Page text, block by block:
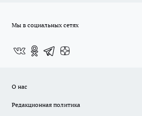
Мы в социальных сетях
О нас
Редакционная политика